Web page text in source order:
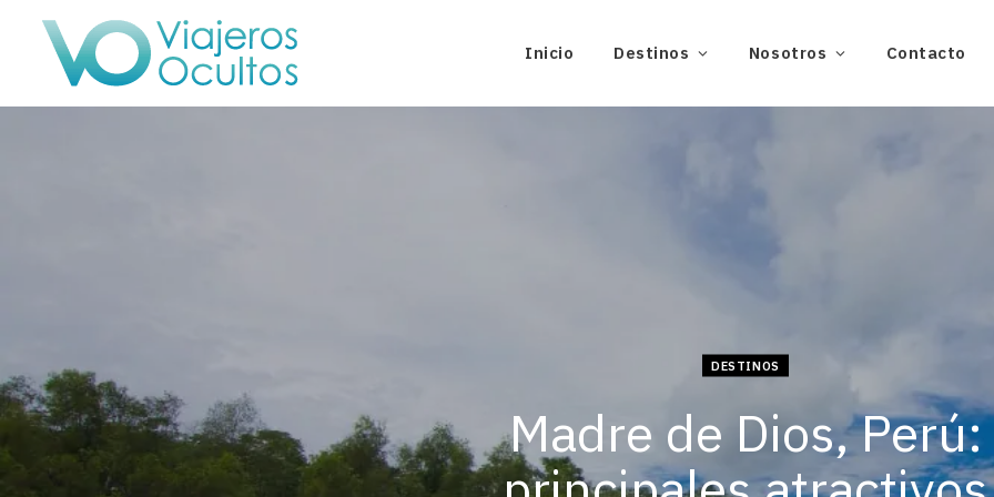
Inicio Destinos Nosotros Contacto
DESTINOS
Madre de Dios, Perú: